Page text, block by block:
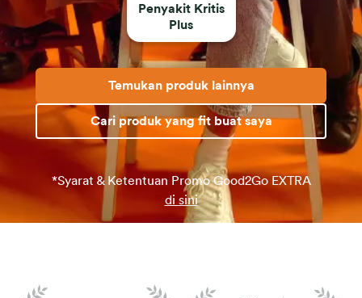
Penyakit Kritis
Plus
Temukan produk lainnya
Cari produk yang fit buat saya
*Syarat & Ketentuan Promo Good2GoEXTRA
di sini